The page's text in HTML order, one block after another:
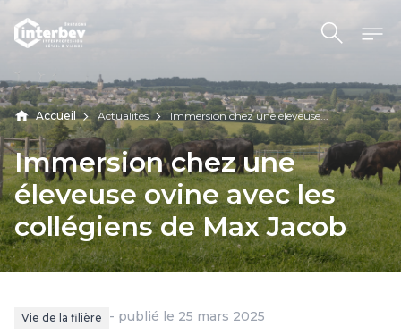
Aller au contenu
Accueil Actualités Immersion chez une éleveuse...
Immersion chez une
éleveuse ovine avec les
collégiens de Max Jacob
Vie de la filière - publié le 25 mars 2025